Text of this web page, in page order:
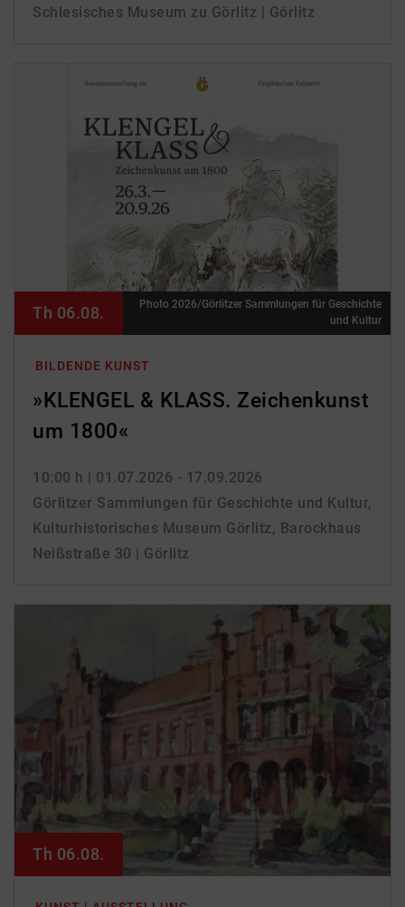
Schlesisches Museum zu Görlitz | Görlitz
BILDENDE KUNST
»KLENGEL & KLASS. Zeichenkunst
um 1800«
10:00 h | 01.07.2026 - 17.09.2026
Görlitzer Sammlungen für Geschichte und Kultur,
Kulturhistorisches Museum Görlitz, Barockhaus
Neißstraße 30 | Görlitz
Th 06.08.
Photo 2026/Görlitzer Sammlungen für Geschichte
und Kultur
Th 06.08.